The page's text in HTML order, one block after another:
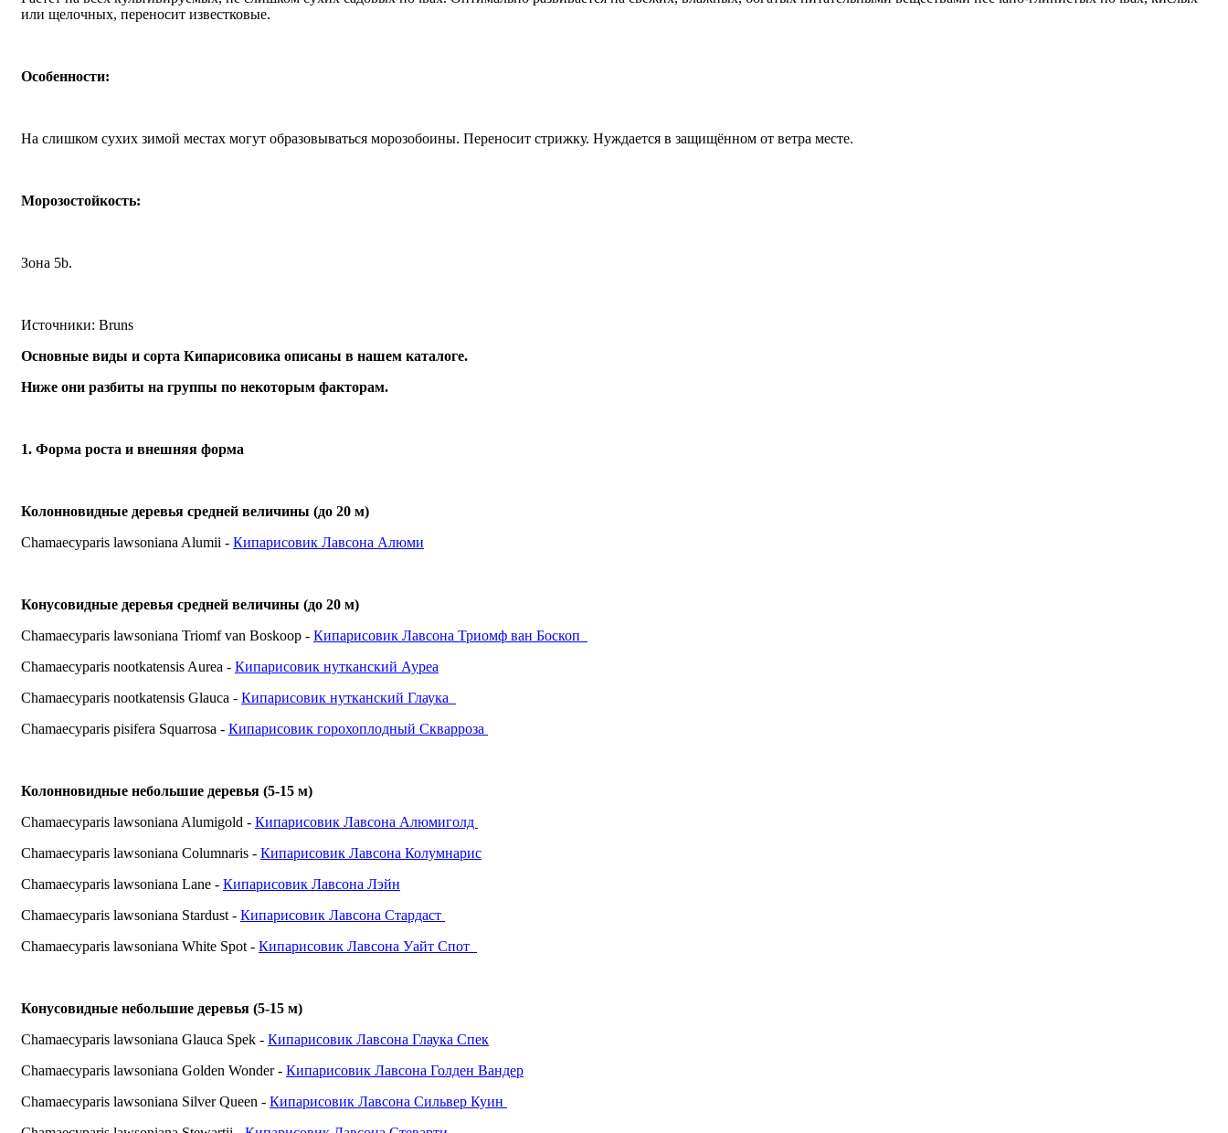
или щелочных, переносит известковые.
Особенности:
На слишком сухих зимой местах могут образовываться морозобоины. Переносит стрижку. Нуждается в защищённом от ветра месте.
Морозостойкость:
Зона 5b.
Источники: Bruns
Основные виды и сорта Кипарисовика описаны в нашем каталоге.
Ниже они разбиты на группы по некоторым факторам.
1. Форма роста и внешняя форма
Колонновидные деревья средней величины (до 20 м)
Chamaecyparis lawsoniana Alumii - Кипарисовик Лавсона Алюми
Конусовидные деревья средней величины (до 20 м)
Chamaecyparis lawsonianа Triomf van Boskoop - Кипарисовик Лавсона Триомф ван Боскоп
Chamaecyparis nootkatensis Aurea - Кипарисовик нутканский Ауреа
Chamaecyparis nootkatensis Glauca - Кипарисовик нутканский Глаука
Chamaecyparis pisifera Squarrosa - Кипарисовик горохоплодный Скварроза
Колонновидные небольшие деревья (5-15 м)
Chamaecyparis lawsoniana Alumigold - Кипарисовик Лавсона Алюмиголд
Chamaecyparis lawsoniana Columnaris - Кипарисовик Лавсона Колумнарис
Chamaecyparis lawsonianа Lane - Кипарисовик Лавсона Лэйн
Chamaecyparis lawsonianа Stardust - Кипарисовик Лавсона Стардаст
Chamaecyparis lawsonianа White Spot - Кипарисовик Лавсона Уайт Спот
Конусовидные небольшие деревья (5-15 м)
Chamaecyparis lawsoniana Glauca Spek - Кипарисовик Лавсона Глаука Спек
Chamaecyparis lawsoniana Golden Wonder - Кипарисовик Лавсона Голден Вандер
Chamaecyparis lawsonianа Silver Queen - Кипарисовик Лавсона Сильвер Куин